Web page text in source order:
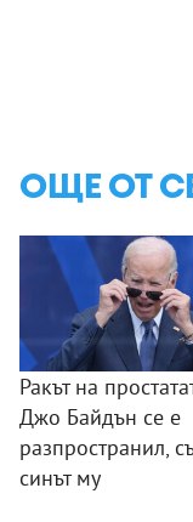
ОЩЕ ОТ
Ракът на
Джо Байдън се е
разпространил,
синът му